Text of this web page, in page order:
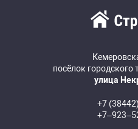
посёлок
улица
+7